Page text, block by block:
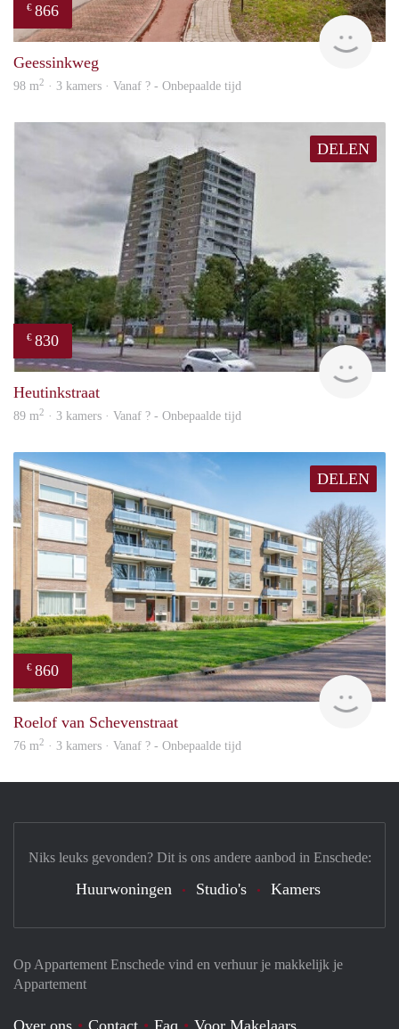
€ 866
Geessinkweg
98 m2 · 3 kamers · Vanaf ? - Onbepaalde tijd
DELEN
€ 830
Heutinkstraat
89 m2 · 3 kamers · Vanaf ? - Onbepaalde tijd
DELEN
€ 860
Roelof van Schevenstraat
76 m2 · 3 kamers · Vanaf ? - Onbepaalde tijd
Op Appartement Enschede vind en verhuur je makkelijk je
Appartement
Over ons Contact Faq Voor Makelaars
Niks leuks gevonden? Dit is ons andere aanbod in Enschede:
Huurwoningen Studio's Kamers